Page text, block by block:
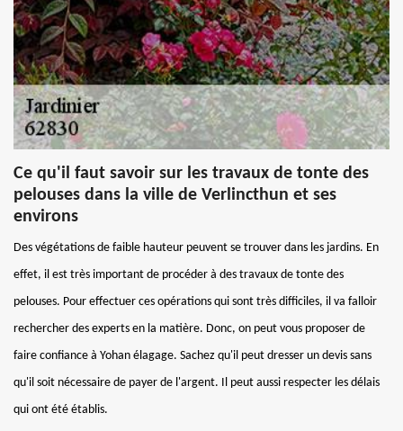
Ce qu'il faut savoir sur les travaux de tonte des
pelouses dans la ville de Verlincthun et ses
environs
Des végétations de faible hauteur peuvent se trouver dans les jardins. En
effet, il est très important de procéder à des travaux de tonte des
pelouses. Pour effectuer ces opérations qui sont très difficiles, il va falloir
rechercher des experts en la matière. Donc, on peut vous proposer de
faire confiance à Yohan élagage. Sachez qu'il peut dresser un devis sans
qu'il soit nécessaire de payer de l'argent. Il peut aussi respecter les délais
qui ont été établis.